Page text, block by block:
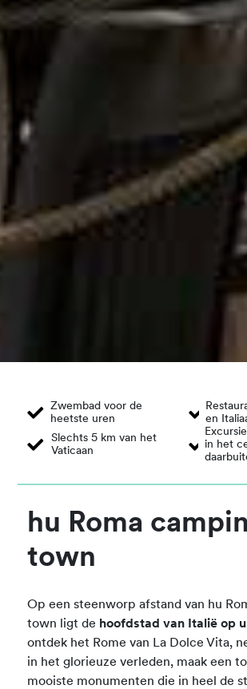
Zwembad voor de
heetste uren
en
Slechts 5 km van het
Vaticaan
in het
hu Roma
town
Op een steenworp afstand van hu
town ligt de hoofdstad van Italië op
ontdek het Rome van La Dolce Vita,
in het glorieuze verleden, maak een
mooiste monumenten die in heel de